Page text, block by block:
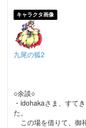
キャラクタ画像
九尾の狐2
○余談○
・idohakaさま、すて
た。
この場を借りて、御